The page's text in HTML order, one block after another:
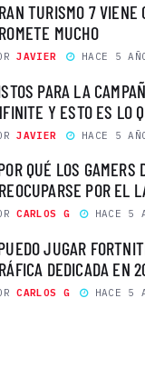
TURISMO 7 VIENE
MUCHO
JAVIER HACE 5
PARA LA
Y ESTO ES LO
JAVIER HACE 5
QUÉ LOS GAMERS
POR EL
CARLOS G HACE 5
JUGAR
DEDICADA EN
CARLOS G HACE 5